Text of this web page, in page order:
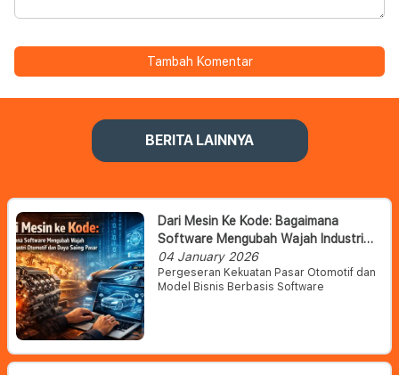
Tambah Komentar
BERITA LAINNYA
Dari Mesin Ke Kode: Bagaimana
Software Mengubah Wajah Industri
Otomotif Dan Daya Saing Pasar
04 January 2026
Pergeseran Kekuatan Pasar Otomotif dan
Model Bisnis Berbasis Software